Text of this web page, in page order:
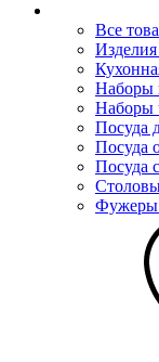
Все
Изделия
Наборы
Наборы
Посуда
Посуда
Посуда